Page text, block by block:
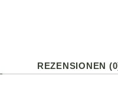
REZENSIONEN